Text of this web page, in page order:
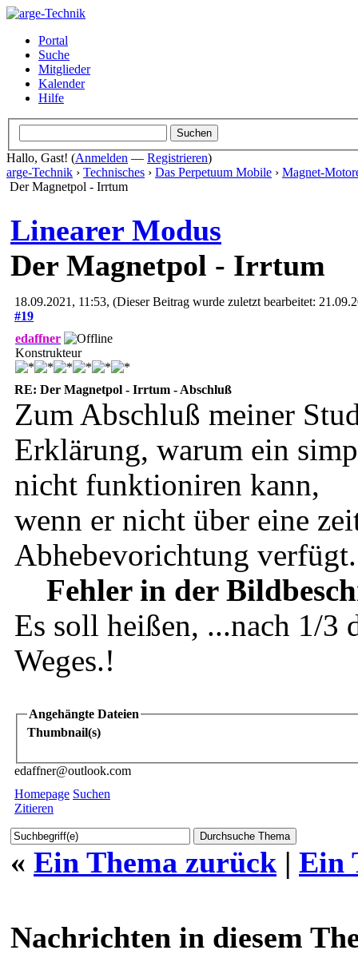
Portal
Suche
Mitglieder
Kalender
Hilfe
Hallo, Gast! (Anmelden — Registrieren)
arge-Technik › Technisches › Das Perpetuum Mobile › Magnet-
Der Magnetpol - Irrtum
Linearer Modus
Der Magnetpol - Irrtum
18.09.2021, 11:53, (Dieser Beitrag wurde zuletzt bearbeitet:
#19
edaffner
Konstrukteur
RE: Der Magnetpol - Irrtum - Abschluß
Zum Abschluß meiner
Erklärung, warum ein
nicht funktioniren kann,
wenn er nicht über eine
Abhebevorichtung verfügt.
Fehler in der
Es soll heißen, ...nach 1/3
Weges.!
Angehängte Dateien
Thumbnail(s)
edaffner@outlook.com
Homepage Suchen
Zitieren
« Ein Thema zurück | Ein
Nachrichten in diesem